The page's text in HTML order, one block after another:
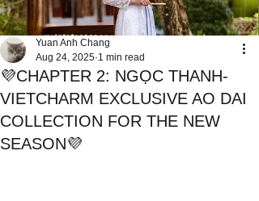
💜CHAPTER 2: NGỌC THANH-
VIETCHARM EXCLUSIVE AO DAI
COLLECTION FOR THE NEW
SEASON💜
Yuan Anh Chang
Aug 24, 2025 1 min read